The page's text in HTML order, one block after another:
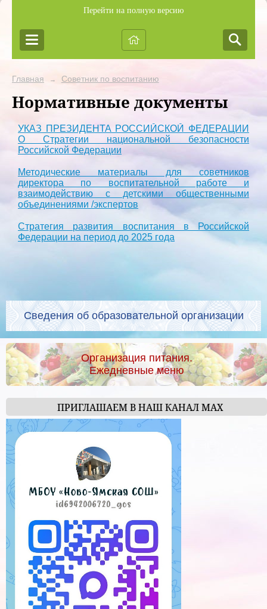
Перейти на полную версию
Главная → Советник по воспитанию
Нормативные документы
УКАЗ ПРЕЗИДЕНТА РОССИЙСКОЙ ФЕДЕРАЦИИ
О Стратегии национальной безопасности
Российской Федерации
Методические материалы для советников
директора по воспитательной работе и
взаимодействию с детскими общественными
объединениями /экспертов
Стратегия развития воспитания в Российской
Федерации на период до 2025 года
Сведения об образовательной организации
Организация питания.
Ежедневные меню
ПРИГЛАШАЕМ В НАШ КАНАЛ МАХ